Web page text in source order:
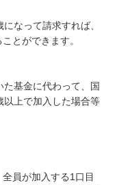
なって請求すれば、
とができます。
基金に代わって、国
以上で加入した場合等
員が加入する1口目